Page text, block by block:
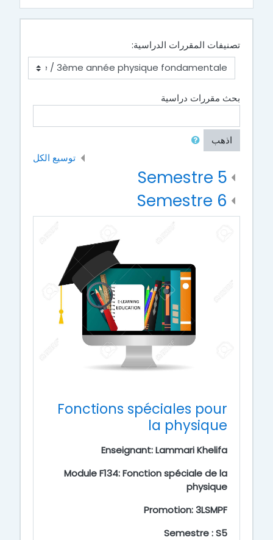
تصنيفات المقررات الدراسية:
بحث مقررات دراسية
اذهب
توسيع الكل
Semestre 5
Semestre 6
Fonctions spéciales pour
la physique
Enseignant: Lammari Khelifa
Module F134: Fonction spéciale de la
physique
Promotion: 3LSMPF
Semestre : S5